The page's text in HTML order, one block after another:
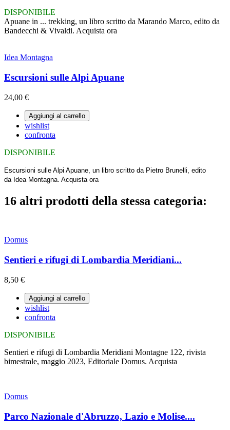
DISPONIBILE
Apuane in ... trekking, un libro scritto da Marando Marco, edito da
Bandecchi & Vivaldi. Acquista ora
Idea Montagna
Escursioni sulle Alpi Apuane
24,00 €
Aggiungi al carrello
wishlist
confronta
DISPONIBILE
Escursioni sulle Alpi Apuane, un libro scritto da Pietro Brunelli, edito
da Idea Montagna. Acquista ora
16 altri prodotti della stessa categoria:
Domus
Sentieri e rifugi di Lombardia Meridiani...
8,50 €
Aggiungi al carrello
wishlist
confronta
DISPONIBILE
Sentieri e rifugi di Lombardia Meridiani Montagne 122, rivista
bimestrale, maggio 2023, Editoriale Domus. Acquista
Domus
Parco Nazionale d'Abruzzo, Lazio e Molise....